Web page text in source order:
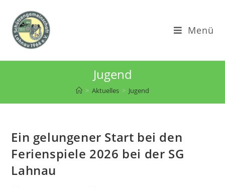
Inhalt
springen
Menü
Jugend
> Aktuelles > Jugend
Ein gelungener Start bei den
Ferienspiele 2026 bei der SG
Lahnau